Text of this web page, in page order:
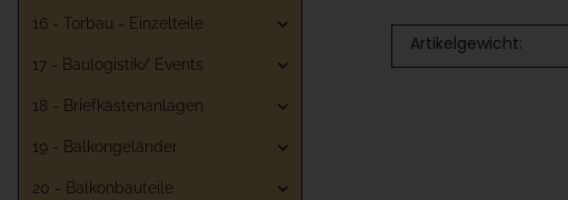
Artikelgewicht:
16 - Torbau - Einzelteile
17 - Baulogistik/ Events
18 - Briefkästenanlagen
19 - Balkongeländer
20 - Balkonbauteile